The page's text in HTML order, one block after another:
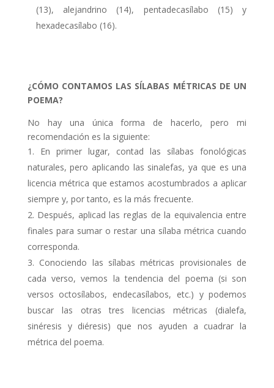
(13), alejandrino (14), pentadecasílabo (15) y
hexadecasílabo (16).
¿CÓMO CONTAMOS LAS SÍLABAS MÉTRICAS DE UN
POEMA?
No hay una única forma de hacerlo, pero mi
recomendación es la siguiente:
En primer lugar, contad las sílabas fonológicas
naturales, pero aplicando las sinalefas, ya que es una
licencia métrica que estamos acostumbrados a aplicar
siempre y, por tanto, es la más frecuente.
Después, aplicad las reglas de la equivalencia entre
finales para sumar o restar una sílaba métrica cuando
corresponda.
Conociendo las sílabas métricas provisionales de
cada verso, vemos la tendencia del poema (si son
versos octosílabos, endecasílabos, etc.) y podemos
buscar las otras tres licencias métricas (dialefa,
sinéresis y diéresis) que nos ayuden a cuadrar la
métrica del poema.